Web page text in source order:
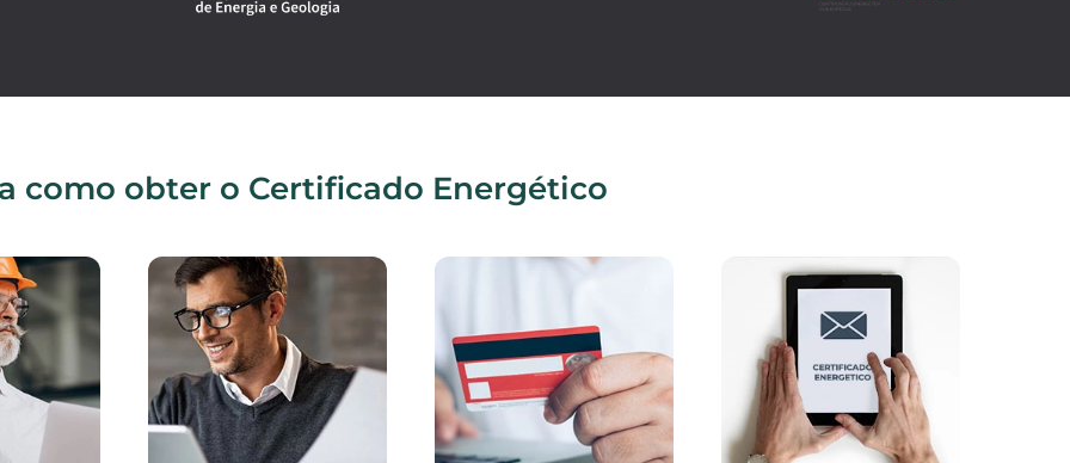
como obter o Certificado Energético